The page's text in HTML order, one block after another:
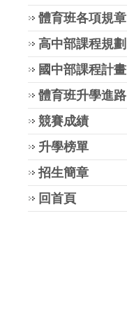
體育班各項規章
高中部課程規劃
國中部課程計畫
體育班升學進路
競賽成績
升學榜單
招生簡章
回首頁